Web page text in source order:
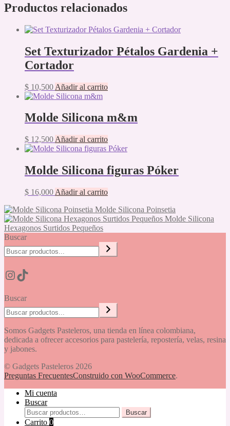
Productos relacionados
Set Texturizador Pétalos Gardenia +
Cortador
$ 10,500 Añadir al carrito
Molde Silicona m&m
$ 12,500 Añadir al carrito
Molde Silicona figuras Póker
$ 16,000 Añadir al carrito
Molde Silicona Poinsetia
Molde Silicona
Hexagonos Surtidos Pequeños
Buscar
Instagram
TikTok
Buscar
Somos Gadgets Pasteleros, una tienda en línea colombiana,
dedicada a ofrecer accesorios para pastelería, repostería, velas, resina
y jabones.
© Gadgets Pasteleros 2026
Preguntas FrecuentesConstruido con WooCommerce.
Mi cuenta
Buscar
Buscar
por:
Buscar
Carrito 0